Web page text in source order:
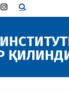
INSTAGRAM
IN
NEW
WINDOW